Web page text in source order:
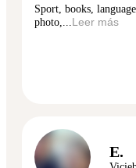
Sport, books,
photo,... Leer más
E.